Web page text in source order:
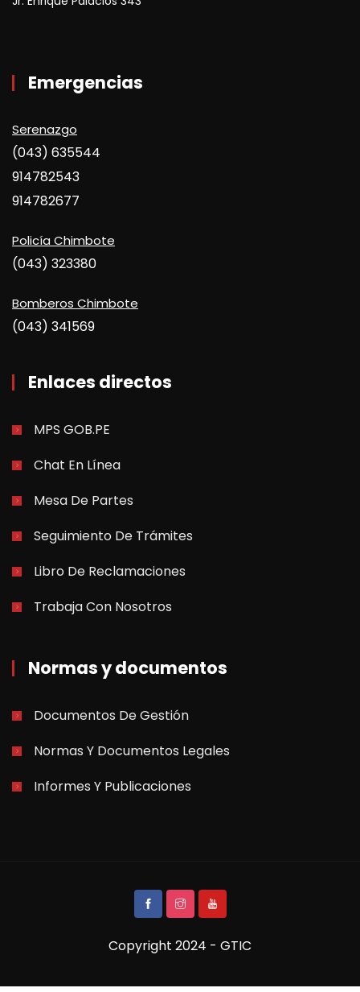
Emergencias
Serenazgo
(043) 635544
914782543
914782677
Policía Chimbote
(043) 323380
Bomberos Chimbote
(043) 341569
Enlaces directos
MPS GOB.PE
Chat En Línea
Mesa De Partes
Seguimiento De Trámites
Libro De Reclamaciones
Trabaja Con Nosotros
Normas y documentos
Documentos De Gestión
Normas Y Documentos Legales
Informes Y Publicaciones
Copyright 2024 - GTIC